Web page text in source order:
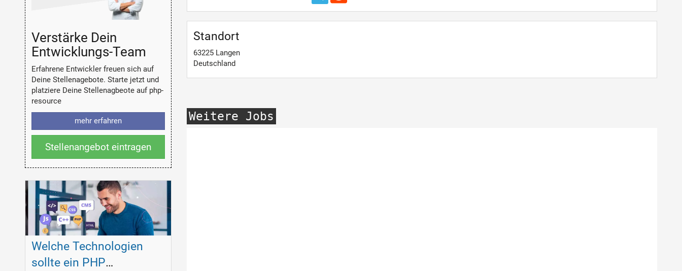
Standort
63225 Langen
Deutschland
Weitere Jobs
Verstärke Dein
Entwicklungs-Team
Erfahrene Entwickler freuen sich auf
Deine Stellenagebote. Starte jetzt und
platziere Deine Stellenagbeote auf php-
resource
mehr erfahren
Stellenangebot eintragen
Welche Technologien
sollte ein PHP